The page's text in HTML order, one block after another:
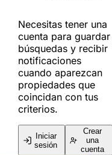
Necesitas tener una
cuenta para guardar
búsquedas y recibir
notificaciones
cuando aparezcan
propiedades que
coincidan con tus
criterios.
Iniciar
sesión
Crear
una
cuenta